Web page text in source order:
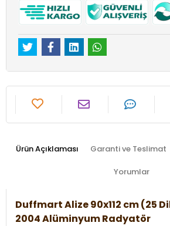
Ürün Açıklaması Garanti ve Teslimat
Yorumlar
Duffmart Alize 90x112 cm (25
2004 Alüminyum Radyatör